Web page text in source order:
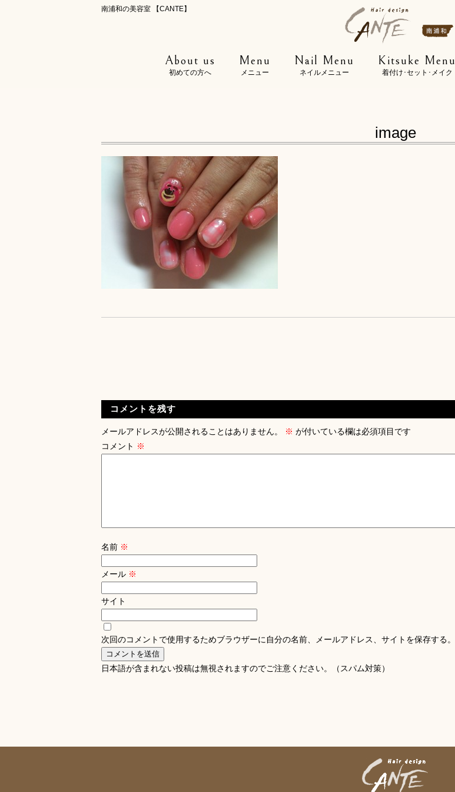
南浦和の美容室 【CANTE】
About us
初めての方へ
Menu
メニュー
Nail Menu
ネイルメニュー
Kitsuke Menu
着付け･セット･メイク
image
コメントを残す
メールアドレスが公開されることはありません。 ※ が付いている欄は必須項目です
コメント ※
名前 ※
メール ※
サイト
次回のコメントで使用するためブラウザーに自分の名前、メールアドレス、サイトを保存する。
日本語が含まれない投稿は無視されますのでご注意ください。（スパム対策）